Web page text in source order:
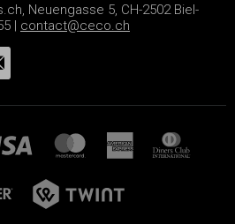
Neuengasse 5, CH-2502 Biel-
| contact@ceco.ch